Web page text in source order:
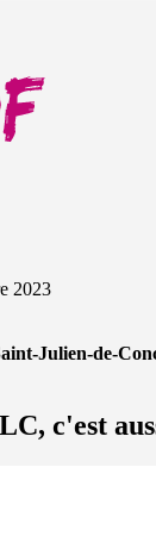
2023
Julien-de-
c'est